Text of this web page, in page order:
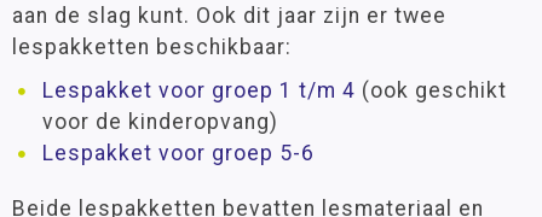
aan de slag kunt. Ook dit jaar zijn er twee
lespakketten beschikbaar:
Lespakket voor groep 1 t/m 4 (ook geschikt
voor de kinderopvang)
Lespakket voor groep 5-6
Beide lespakketten bevatten lesmateriaal en